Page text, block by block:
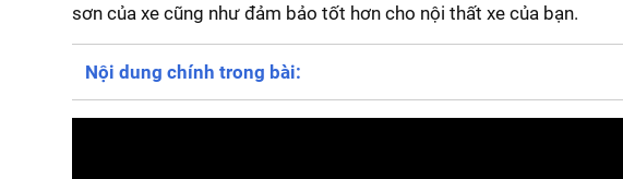
sơn của xe cũng như đảm bảo tốt hơn cho nội thất xe của bạn.
Nội dung chính trong bài: